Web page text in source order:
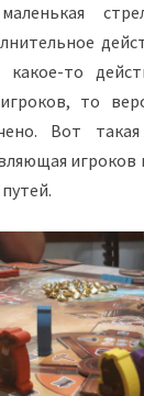
маленькая
какое-то
то
Вот
игроков